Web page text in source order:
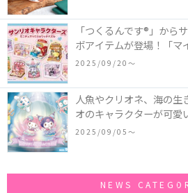
「つくるんです®」から
ボアイテムが登場！「マ
ん」などミニチュアハウ
のメリーゴーランド」
付きのウッドパズル2種
2025/09/20〜
人魚やクリオネ、海の生
オのキャラクターが可
2025～マーメイドファ
ズメント施設「ナムコ
2025/09/05〜
NEWS